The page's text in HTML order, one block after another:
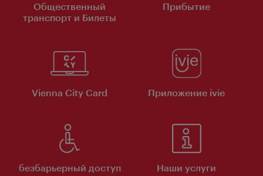
Общественный
транспорт и Билеты
Прибытие
Vienna City Card Приложение ivie
безбарьерный доступ Наши услуги